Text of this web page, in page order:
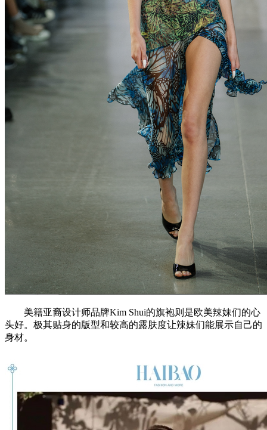
美籍亚裔设计师品牌Kim Shui的旗袍则是欧美辣妹们的心
头好。极其贴身的版型和较高的露肤度让辣妹们能展示自己的
身材。